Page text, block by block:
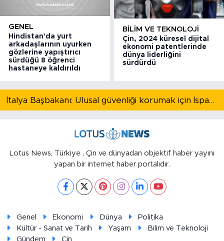
GENEL
Hindistan'da yurt
arkadaşlarının uyurken
gözlerine yapıştırıcı
sürdüğü 8 öğrenci
hastaneye kaldırıldı
BILIM VE TEKNOLOJI
Çin, 2024 küresel dijital
ekonomi patentlerinde
dünya liderliğini
sürdürdü
İtalya Başbakanı: Ulusal güvenliği korumak için İspanya ile Schengen kapsamındaki serbest dolaşımı askıya alıyoruz
Lotus News, Türkiye , Çin ve dünyadan objektif haber yayını
yapan bir internet haber portalıdır.
Genel Ekonomi Dünya
Politika
Kültür - Sanat ve Tarih
Yaşam
Bilim ve Teknoloji
Gündem
Çin